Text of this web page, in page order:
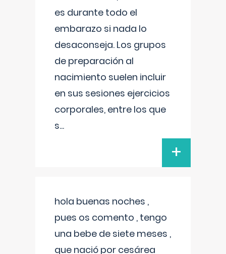
es durante todo el
embarazo si nada lo
desaconseja. Los grupos
de preparación al
nacimiento suelen incluir
en sus sesiones ejercicios
corporales, entre los que
s...
+
hola buenas noches ,
pues os comento , tengo
una bebe de siete meses ,
que nació por cesárea